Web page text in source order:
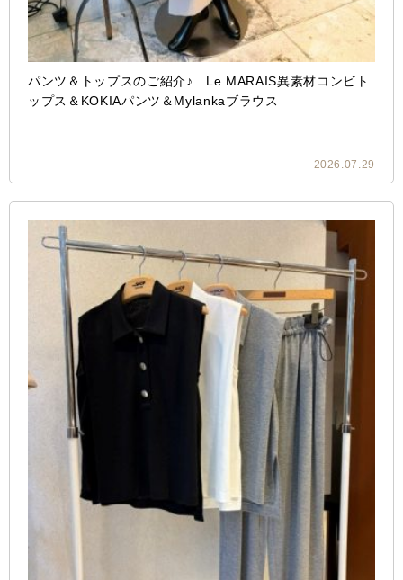
パンツ＆トップスのご紹介♪ Le MARAIS異素材コンビト
ップス＆KOKIAパンツ＆Mylankaブラウス
2026.07.29